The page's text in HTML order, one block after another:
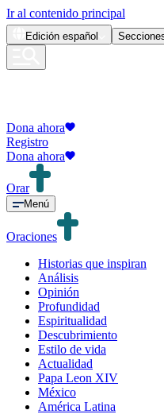
Ir al contenido principal
Edición español
Dona ahora
Registro
Dona ahora
Orar
Menú
Oraciones
Historias que inspiran
Análisis
Opinión
Profundidad
Espiritualidad
Descubrimiento
Estilo de vida
Actualidad
Papa Leon XIV
México
América Latina